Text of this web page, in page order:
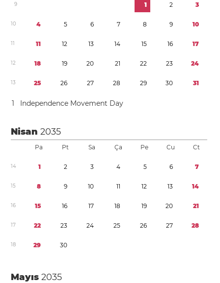
9 1 2 3
10 4 5 6 7 8 9 10
11 11 12 13 14 15 16 17
12 18 19 20 21 22 23 24
13 25 26 27 28 29 30 31
1 Independence Movement Day
Nisan2035
Pa Pt Sa Ça Pe Cu Ct
14 1 2 3 4 5 6 7
15 8 9 10 11 12 13 14
16 15 16 17 18 19 20 21
17 22 23 24 25 26 27 28
18 29 30
Mayıs2035